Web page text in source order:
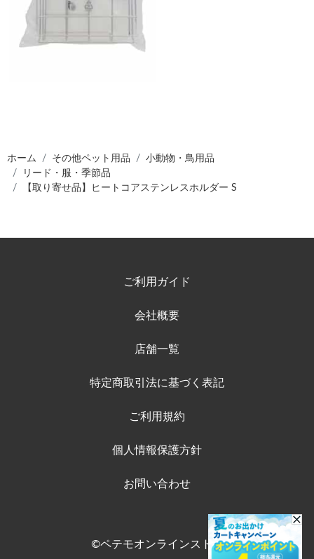
ホーム その他ペット用品
小動物・鳥用品
リード・服・季節品
【取り寄せ品】ヒートコアステンレスホルダー S
ご利用ガイド
会社概要
店舗一覧
特定商取引法に基づく表記
ご利用規約
個人情報保護方針
お問い合わせ
©ペテモオンラインストア